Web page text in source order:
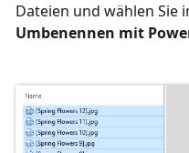
Dateien und wählen Sie
Umbenennen mit